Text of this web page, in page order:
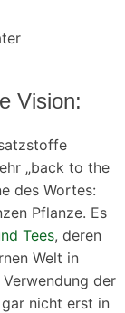
Vision:
„back to the
des Wortes:
Pflanze. Es
Tees, deren
Welt in
der
nicht erst in